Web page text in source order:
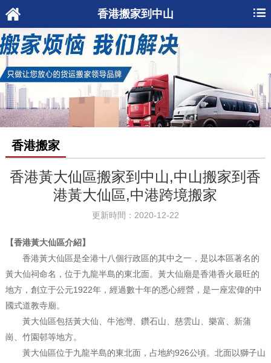
香港搬家到中山
香港搬家
香港黃大仙區搬家到中山,中山搬家到香
港黃大仙區,中港跨境搬家
更新時間：2020-12-22
【香港黃大仙區介紹】
香港黃大仙區是全港十八個行政區的其中之一，是以本區著名的
黃大仙祠命名，位于九龍半島的東北面。黃大仙廟是香港香火最旺的
地方，創立于公元1922年，經過數十年的悉心經營，是一座宏偉的中
國式道教寺廟。
黃大仙區包括黃大仙、牛池灣、鑽石山、慈雲山、樂富、新蒲
崗、竹園邨等地方。
黃大仙區位于九龍半島的東北面，占地約926公頃。北面以獅子山